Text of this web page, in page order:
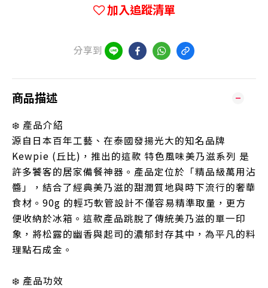
加入追蹤清單
分享到
商品描述
❄️ 產品介紹
源自日本百年工藝、在泰國發揚光大的知名品牌
Kewpie (丘比)，推出的這款 特色風味美乃滋系列 是
許多饕客的居家備餐神器。產品定位於「精品級萬用沾
醬」，結合了經典美乃滋的甜潤質地與時下流行的奢華
食材。90g 的輕巧軟管設計不僅容易精準取量，更方
便收納於冰箱。這款產品跳脫了傳統美乃滋的單一印
象，將松露的幽香與起司的濃郁封存其中，為平凡的料
理點石成金。
❄️ 產品功效